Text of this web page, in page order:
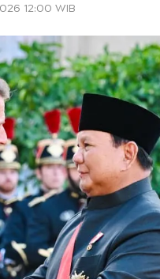
12:00 WIB